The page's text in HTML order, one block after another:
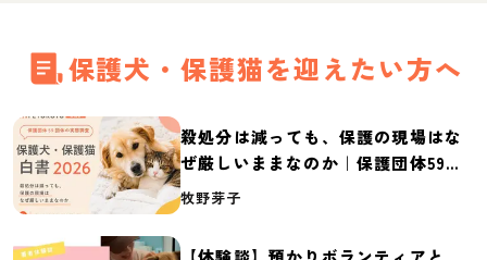
保護犬・保護猫を迎えたい方へ
殺処分は減っても、保護の現場はな
ぜ厳しいままなのか｜保護団体59団
体の実態調査【保護犬・保護猫白書
牧野芽子